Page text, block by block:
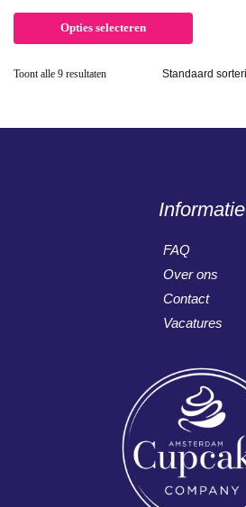
Opties selecteren
Toont alle 9 resultaten
Informatie
FAQ
Over ons
Contact
Vacatures